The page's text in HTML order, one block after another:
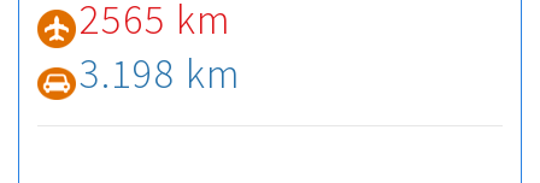
2565 km
3.198 km